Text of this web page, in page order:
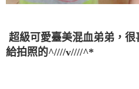
超級可愛臺美混血弟弟，
給拍照的^////v////^*